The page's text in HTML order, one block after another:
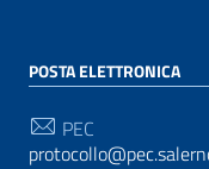
POSTA ELETTRONICA
PEC